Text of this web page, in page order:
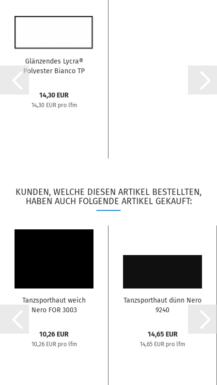
Glänzendes Lycra®
Polyester Bianco TP
14,30 EUR
14,30 EUR pro lfm
KUNDEN, WELCHE DIESEN ARTIKEL BESTELLTEN,
HABEN AUCH FOLGENDE ARTIKEL GEKAUFT:
Tanzsporthaut weich
Nero FOR 3003
10,26 EUR
10,26 EUR pro lfm
Tanzsporthaut dünn Nero
9240
14,65 EUR
14,65 EUR pro lfm